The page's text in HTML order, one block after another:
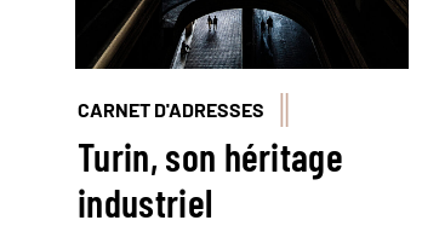
CARNET D'ADRESSES
Turin, son héritage
industriel